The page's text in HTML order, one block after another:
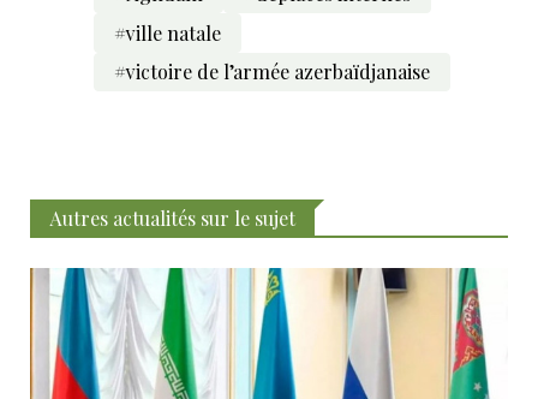
#ville natale
#victoire de l’armée azerbaïdjanaise
Autres actualités sur le sujet